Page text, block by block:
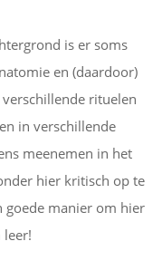
is er soms
en (daardoor)
rituelen
in verschillende
meenemen in het
hier kritisch op te
goede manier om hier
leer!